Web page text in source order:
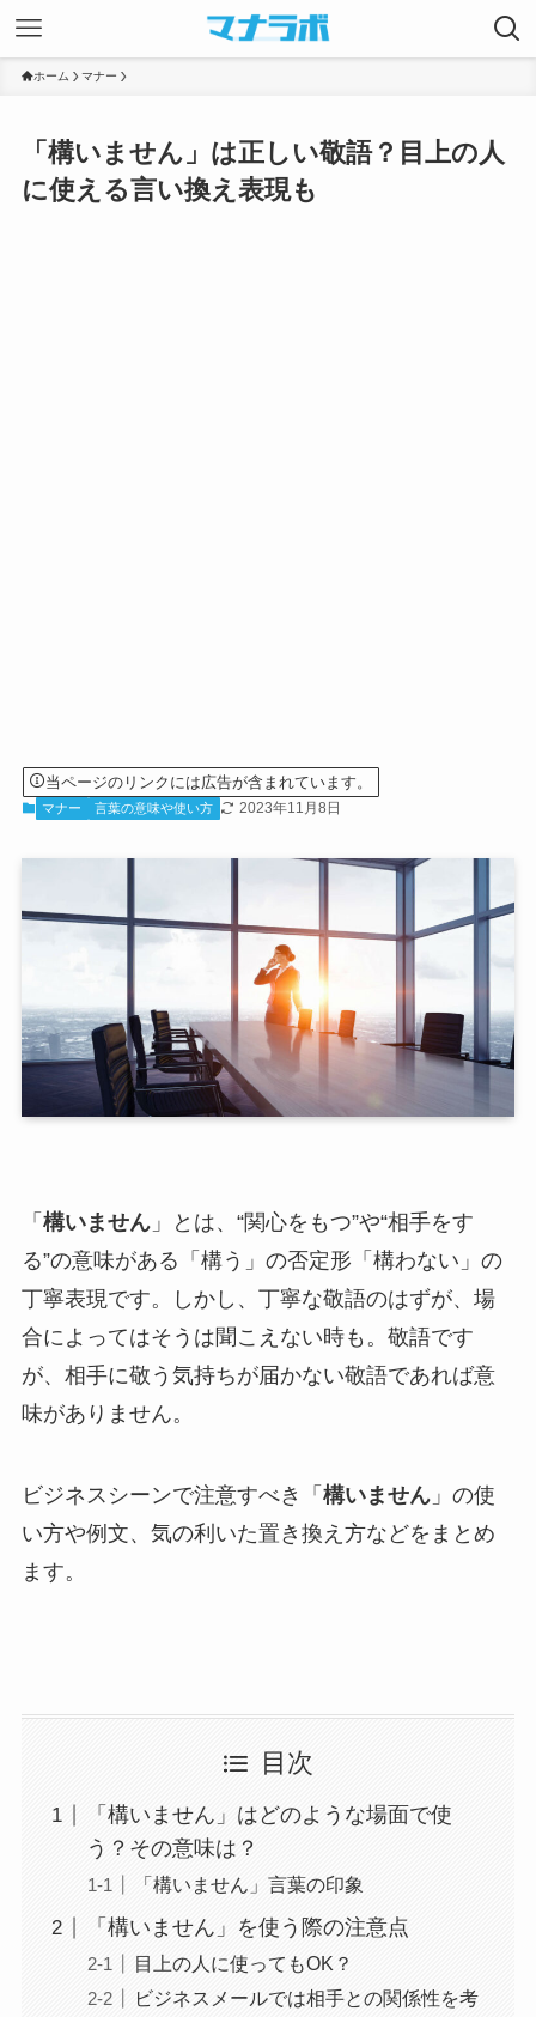
ホーム マナー
「構いません」は正しい敬語？目上の人
に使える言い換え表現も
当ページのリンクには広告が含まれています。
マナー 言葉の意味や使い方 2023年11月8日
「 構いません」とは、“関心をもつ”や“相手をす
る”の意味がある「構う」の否定形「構わない」の
丁寧表現です。しかし、丁寧な敬語のはずが、場
合によってはそうは聞こえない時も。敬語です
が、相手に敬う気持ちが届かない敬語であれば意
味がありません。
ビジネスシーンで注意すべき「 構いません」の使
い方や例文、気の利いた置き換え方などをまとめ
ます。
目次
「構いません」はどのような場面で使
う？その意味は？
「構いません」言葉の印象
「構いません」を使う際の注意点
目上の人に使ってもOK？
ビジネスメールでは相手との関係性を考